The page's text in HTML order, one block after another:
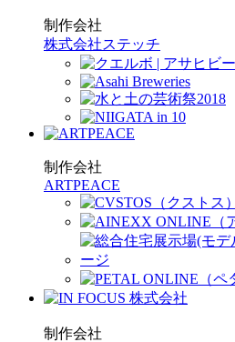
制作会社
株式会社ステッチ
制作会社
ARTPEACE
制作会社